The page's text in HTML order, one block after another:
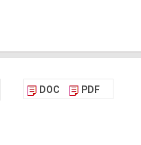
DOC PDF